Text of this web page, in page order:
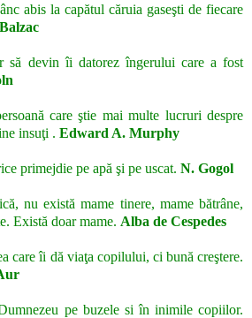
abis la capătul căruia gaseşti de fiecare
să devin îi datorez îngerului care a fost
care ştie mai multe lucruri despre
insuţi . Edward A. Murphy
primejdie pe apă şi pe uscat. N. Gogol
nu există mame tinere, mame bătrâne,
Există doar mame. Alba de Cespedes
care îi dă viaţa copilului, ci bună creştere.
pe buzele si în inimile copiilor.